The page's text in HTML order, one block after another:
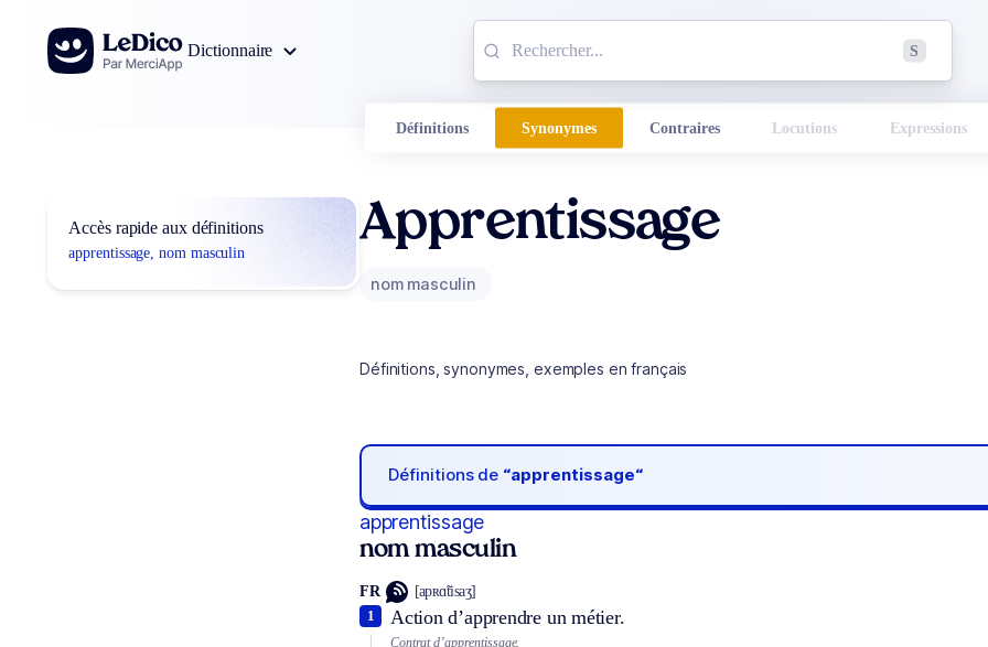
Aller au contenu
Dictionnaire
S
Définitions Synonymes Contraires Locutions Expressions
Accès rapide aux définitions
apprentissage, nom masculin
Apprentissage
nom masculin
Définitions, synonymes, exemples en français
Définitions de “apprentissage“
apprentissage
nom masculin
FR [apʀɑ̃tisaʒ]
Action d’apprendre un métier.
1
Contrat d’apprentissage.